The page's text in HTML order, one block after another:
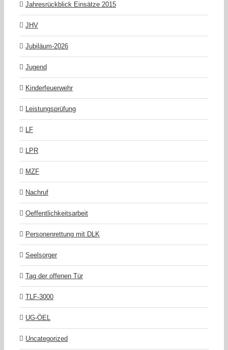
Jahresrückblick Einsätze 2015
JHV
Jubiläum-2026
Jugend
Kinderfeuerwehr
Leistungsprüfung
LF
LPR
MZF
Nachruf
Oeffentlichkeitsarbeit
Personenrettung mit DLK
Seelsorger
Tag der offenen Tür
TLF-3000
UG-ÖEL
Uncategorized